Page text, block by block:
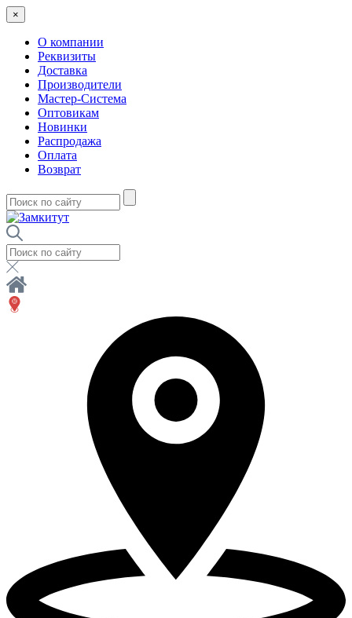
×
О компании
Реквизиты
Доставка
Производители
Мастер-Система
Оптовикам
Новинки
Распродажа
Оплата
Возврат